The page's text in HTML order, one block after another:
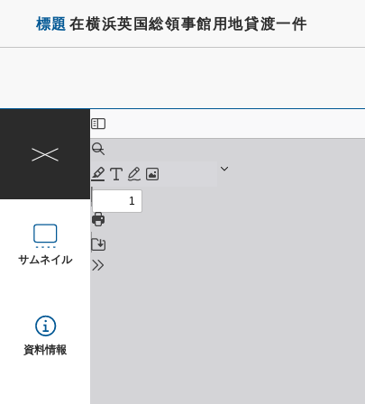
標題 在横浜英国総領事館用地貸渡一件
サムネイル
資料情報